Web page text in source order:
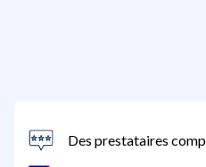
Des prestataires